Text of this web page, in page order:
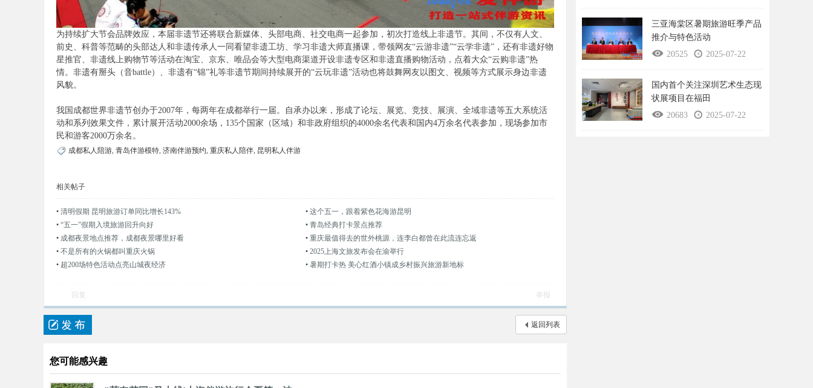
为持续扩大节会品牌效应，本届非遗节还将联合新媒体、头部电商、社交电商一起参加，初次打造线上非遗节。其间，不仅有人文、
前史、科普等范畴的头部达人和非遗传承人一同看望非遗工坊、学习非遗大师直播课，带领网友“云游非遗”“云学非遗”，还有非遗好物
星推官、非遗线上购物节等活动在淘宝、京东、唯品会等大型电商渠道开设非遗专区和非遗直播购物活动，点着大众“云购非遗”热
情。非遗有掰头（音battle）、非遗有“锦”礼等非遗节期间持续展开的“云玩非遗”活动也将鼓舞网友以图文、视频等方式展示身边非遗
风貌。
我国成都世界非遗节创办于2007年，每两年在成都举行一届。自承办以来，形成了论坛、展览、竞技、展演、全域非遗等五大系统活
动和系列效果文件，累计展开活动2000余场，135个国家（区域）和非政府组织的4000余名代表和国内4万余名代表参加，现场参加市
民和游客2000万余名。
成都私人陪游, 青岛伴游模特, 济南伴游预约, 重庆私人陪伴, 昆明私人伴游
相关帖子
• 清明假期 昆明旅游订单同比增长143% • 这个五一，跟着紫色花海游昆明
• “五一”假期入境旅游回升向好 • 青岛经典打卡景点推荐
• 成都夜景地点推荐，成都夜景哪里好看 • 重庆最值得去的世外桃源，连李白都曾在此流连忘返
• 不是所有的火锅都叫重庆火锅 • 2025上海文旅发布会在渝举行
• 超200场特色活动点亮山城夜经济 • 暑期打卡热 美心红酒小镇成乡村振兴旅游新地标
回复 举报
返回列表
您可能感兴趣
三亚海棠区暑期旅游旺季产品
推介与特色活动
20525
2025-07-22
国内首个关注深圳艺术生态现
状展项目在福田
20683
2025-07-22